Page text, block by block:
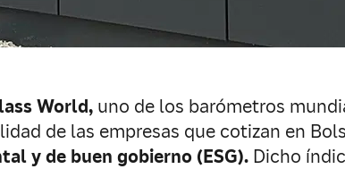
World, uno de los barómetros
de las empresas que cotizan en
y de buen gobierno (ESG). Dicho